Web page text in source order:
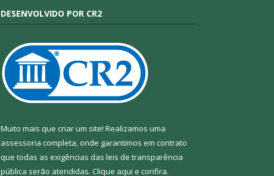
DESENVOLVIDO POR CR2
Muito mais que criar um site! Realizamos uma
assessoria completa, onde garantimos em contrato
que todas as exigências das leis de transparência
pública serão atendidas. Clique aqui e confira.